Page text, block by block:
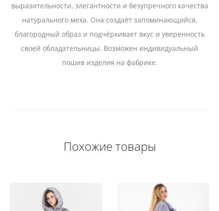
выразительности, элегантности и безупречного качества
натурального меха. Она создаёт запоминающийся,
благородный образ и подчёркивает вкус и уверенность
своей обладательницы. Возможен индивидуальный
пошив изделия на фабрике.
Похожие товары